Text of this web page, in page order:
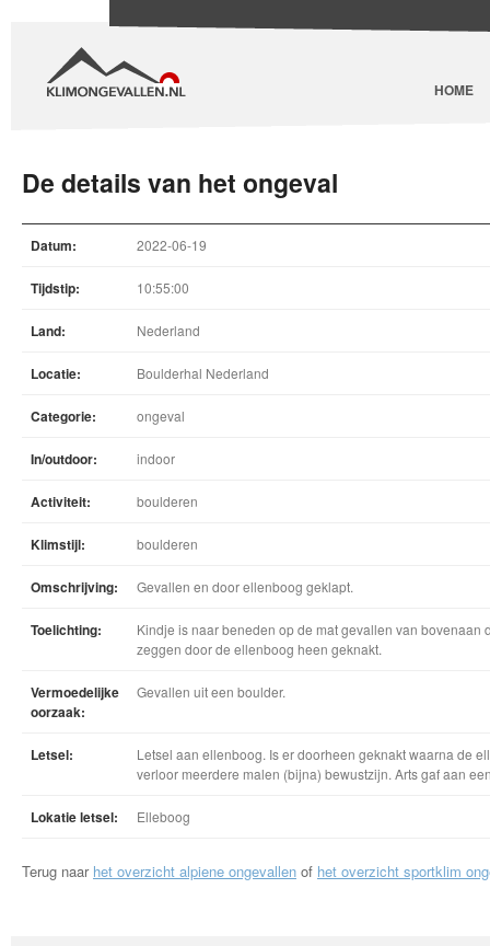
HOME
De details van het ongeval
Datum: 2022-06-19
Tijdstip: 10:55:00
Land: Nederland
Locatie: Boulderhal Nederland
Categorie: ongeval
In/outdoor: indoor
Activiteit: boulderen
Klimstijl: boulderen
Omschrijving: Gevallen en door ellenboog geklapt.
Toelichting:
Kindje is naar beneden op de mat gevallen van bovenaan
zeggen door de ellenboog heen geknakt.
Vermoedelijke
oorzaak:
Gevallen uit een boulder.
Letsel:
Letsel aan ellenboog. Is er doorheen geknakt waarna de
verloor meerdere malen (bijna) bewustzijn. Arts gaf aan
Lokatie letsel: Elleboog
Terug naar het overzicht alpiene ongevallen of het overzicht sportklim